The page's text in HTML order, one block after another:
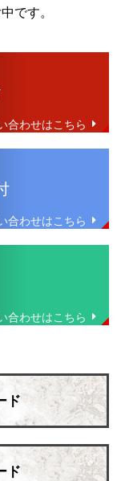
です。
ド
ド